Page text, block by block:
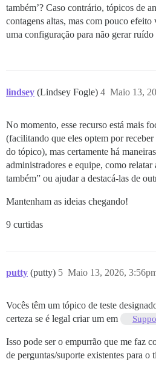
também’? Caso contrário, tópicos de
contagens altas, mas com pouco
uma configuração para não gerar
lindsey (Lindsey Fogle) Maio 13,
4
No momento, esse recurso está mais
(facilitando que eles optem por
do tópico), mas certamente há
administradores e equipe, como relatar
também” ou ajudar a destacá-las de
Mantenham as ideias chegando!
9 curtidas
putty (putty) Maio 13, 2026,
5
Vocês têm um tópico de teste
certeza se é legal criar um em
Isso pode ser o empurrão que me faz
de perguntas/suporte existentes para o